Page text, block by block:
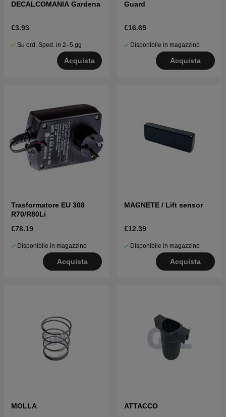
DECALCOMANIA Gardena
€3.93
Su ord. Sped. in 2–5 gg
Acquista
Guard
€16.69
Disponibile in magazzino
Acquista
Trasformatore EU 308
R70/R80Li
€78.19
Disponibile in magazzino
Acquista
MAGNETE / Lift sensor
€12.39
Disponibile in magazzino
Acquista
MOLLA ATTACCO